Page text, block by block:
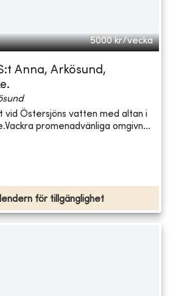
5000 kr/vecka
Anna, Arkösund,
vid Östersjöns vatten med altan i
promenadvänliga omgivn...
för tillgänglighet